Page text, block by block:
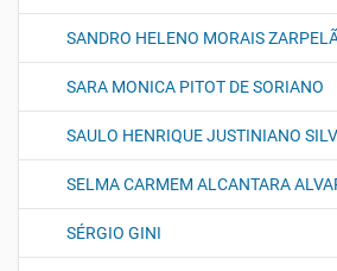
SANDRO HELENO MORAIS
SARA MONICA PITOT DE SORIANO
SAULO HENRIQUE JUSTINIANO
SELMA CARMEM ALCANTARA
SÉRGIO GINI